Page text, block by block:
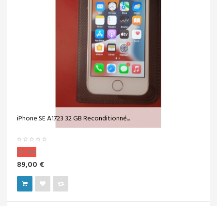
iPhone SE A1723 32 GB Reconditionné...
Vendu!
89,00 €